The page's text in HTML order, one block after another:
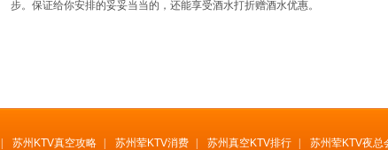
步。保证给你安排的妥妥当当的，还能享受酒水打折赠酒水优惠。
苏州KTV真空攻略 苏州荤KTV消费 苏州真空KTV排行 苏州荤KTV夜总